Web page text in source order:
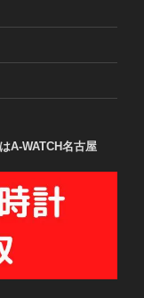
A-WATCH名古屋